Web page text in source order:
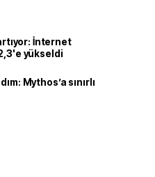
İnternet
yükseldi
Mythos’a sınırlı